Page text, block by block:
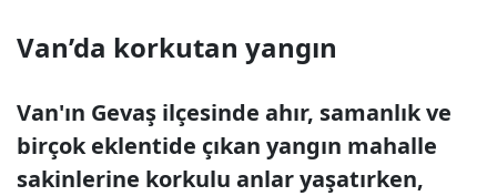
Van’da korkutan yangın
Van'ın Gevaş ilçesinde ahır, samanlık ve
birçok eklentide çıkan yangın mahalle
sakinlerine korkulu anlar yaşatırken,